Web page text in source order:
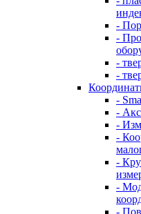
-
-
-
-
-
-
-
-
-
-
-